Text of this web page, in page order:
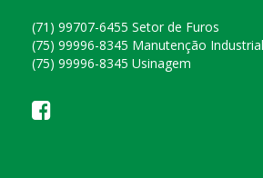
(71) 99707-6455 Setor de Furos
(75) 99996-8345 Manutenção Industrial
(75) 99996-8345 Usinagem